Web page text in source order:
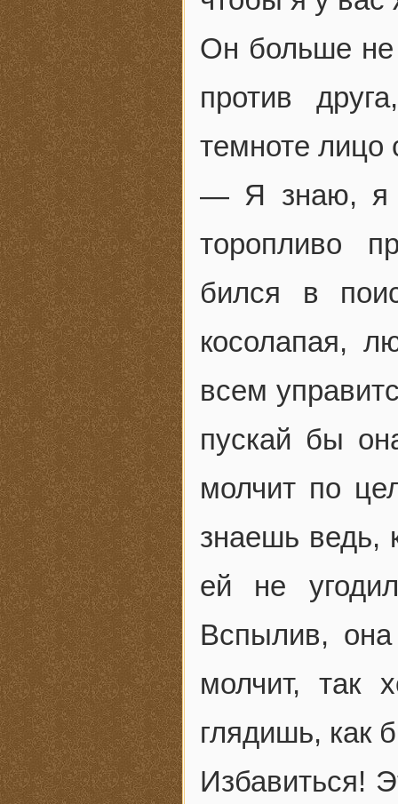
Он больше не
против
темноте лицо
— Я знаю, я
торопливо
бился в
косолапая,
всем
пускай бы
молчит по
знаешь ведь,
ей не
Вспылив,
молчит, так
глядишь, как
Избавиться!